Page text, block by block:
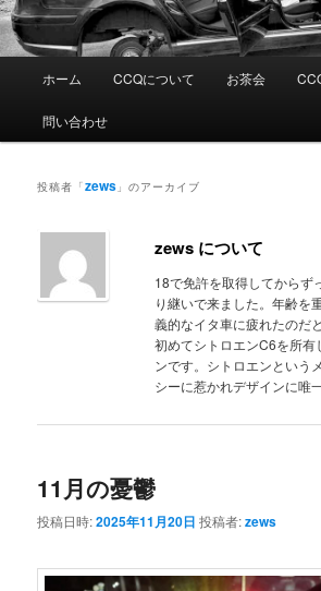
メ
ホーム CCQについて お茶会
問い合わせ
投稿者「zews 」のアーカイブ
zews について
18で免許を取得してからず
り継いで来ました。年齢を
義的なイタ車に疲れたのだ
初めてシトロエンC6を所有
ンです。シトロエンという
シーに惹かれデザインに唯
11月の憂鬱
投稿日時:2025年11月20日 投稿者:zews